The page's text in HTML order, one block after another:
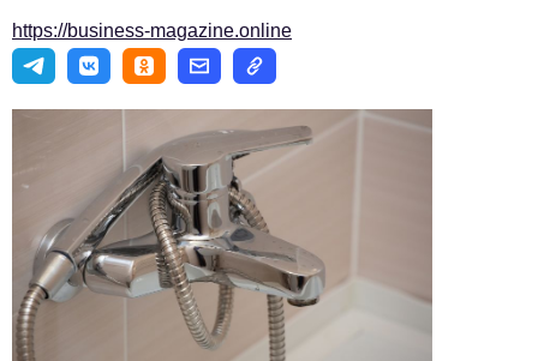
Мероприятия
Телефон редакции:+7 495 727-01-67
Электронные почты редакции:
Информационный отдел
info@business-magazine.online
Отдел рекламы
https://business-magazine.online